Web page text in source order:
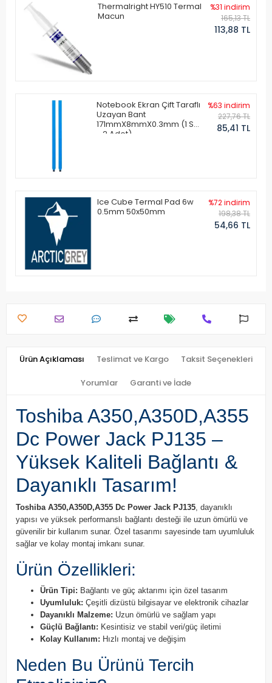
Thermalright HY510 Termal
Macun
%31 indirim
165,13 TL
113,88 TL
Notebook Ekran Çift Taraflı
Uzayan Bant
171mmX8mmX0.3mm (1 Set
- 2 Adet)
%63 indirim
227,76 TL
85,41 TL
Ice Cube Termal Pad 6w
0.5mm 50x50mm
%72 indirim
198,38 TL
54,66 TL
Ürün Açıklaması Teslimat ve Kargo Taksit Seçenekleri
Yorumlar Garanti ve İade
Toshiba A350,A350D,A355
Dc Power Jack PJ135 –
Yüksek Kaliteli Bağlantı &
Dayanıklı Tasarım!
Toshiba A350,A350D,A355 Dc Power Jack PJ135, dayanıklı
yapısı ve yüksek performanslı bağlantı desteği ile uzun ömürlü ve
güvenilir bir kullanım sunar. Özel tasarımı sayesinde tam uyumluluk
sağlar ve kolay montaj imkanı sunar.
Ürün Özellikleri:
Ürün Tipi: Bağlantı ve güç aktarımı için özel tasarım
Uyumluluk: Çeşitli dizüstü bilgisayar ve elektronik cihazlar
Dayanıklı Malzeme: Uzun ömürlü ve sağlam yapı
Güçlü Bağlantı: Kesintisiz ve stabil veri/güç iletimi
Kolay Kullanım: Hızlı montaj ve değişim
Neden Bu Ürünü Tercih